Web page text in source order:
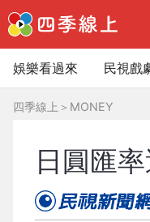
娛樂看過來 民視戲
四季線上 ＞ MONEY
日圓匯